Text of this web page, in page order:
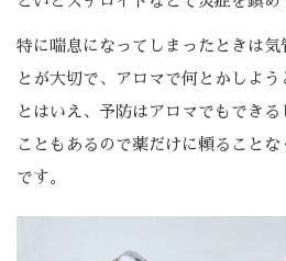
特に喘息になってしまったときは気
とが大切で、アロマで何とかしよう
とはいえ、予防はアロマでもでき
こともあるので薬だけに頼ること
です。